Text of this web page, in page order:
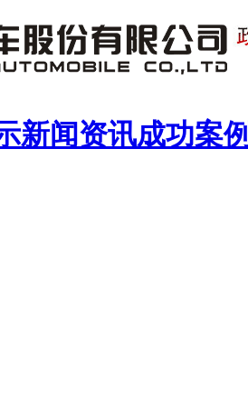
新闻资讯成功案例